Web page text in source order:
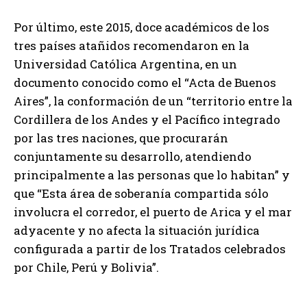
Por último, este 2015, doce académicos de los
tres países atañidos recomendaron en la
Universidad Católica Argentina, en un
documento conocido como el “Acta de Buenos
Aires”, la conformación de un “territorio entre la
Cordillera de los Andes y el Pacífico integrado
por las tres naciones, que procurarán
conjuntamente su desarrollo, atendiendo
principalmente a las personas que lo habitan” y
que “Esta área de soberanía compartida sólo
involucra el corredor, el puerto de Arica y el mar
adyacente y no afecta la situación jurídica
configurada a partir de los Tratados celebrados
por Chile, Perú y Bolivia”.